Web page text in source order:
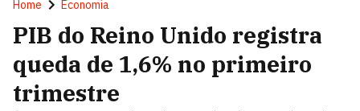
Home Economia
PIB do Reino Unido registra
queda de 1,6% no primeiro
trimestre